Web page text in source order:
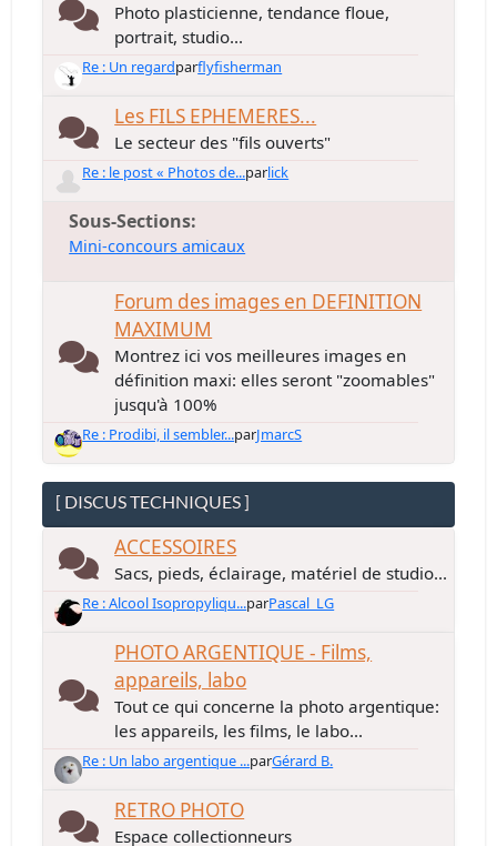
Photo plasticienne, tendance floue,
portrait, studio...
Re : Un regardparflyfisherman
Les FILS EPHEMERES...
Le secteur des "fils ouverts"
Re : le post « Photos de...parlick
Sous-Sections
Mini-concours amicaux
Forum des images en DEFINITION
MAXIMUM
Montrez ici vos meilleures images en
définition maxi: elles seront "zoomables"
jusqu'à 100%
Re : Prodibi, il sembler...parJmarcS
[ DISCUS TECHNIQUES ]
ACCESSOIRES
Sacs, pieds, éclairage, matériel de studio...
Re : Alcool Isopropyliqu...parPascal_LG
PHOTO ARGENTIQUE - Films,
appareils, labo
Tout ce qui concerne la photo argentique:
les appareils, les films, le labo...
Re : Un labo argentique ...parGérard B.
RETRO PHOTO
Espace collectionneurs